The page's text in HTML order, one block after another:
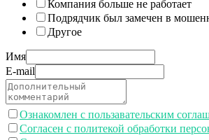
Компания больше не работает
Подрядчик был замечен в
Другое
Имя
E-mail
Ознакомлен с пользавательским
Согласен с политекой обработки